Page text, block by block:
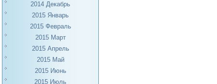
2014 Декабрь
2015 Январь
2015 Февраль
2015 Март
2015 Апрель
2015 Май
2015 Июнь
2015 Июль